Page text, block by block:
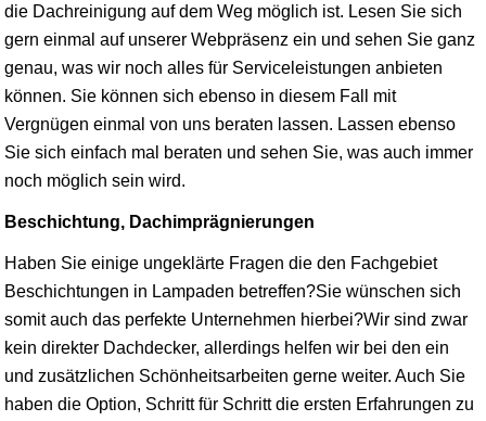
die Dachreinigung auf dem Weg möglich ist. Lesen Sie sich
gern einmal auf unserer Webpräsenz ein und sehen Sie ganz
genau, was wir noch alles für Serviceleistungen anbieten
können. Sie können sich ebenso in diesem Fall mit
Vergnügen einmal von uns beraten lassen. Lassen ebenso
Sie sich einfach mal beraten und sehen Sie, was auch immer
noch möglich sein wird.
Beschichtung, Dachimprägnierungen
Haben Sie einige ungeklärte Fragen die den Fachgebiet
Beschichtungen in Lampaden betreffen?Sie wünschen sich
somit auch das perfekte Unternehmen hierbei?Wir sind zwar
kein direkter Dachdecker, allerdings helfen wir bei den ein
und zusätzlichen Schönheitsarbeiten gerne weiter. Auch Sie
haben die Option, Schritt für Schritt die ersten Erfahrungen zu